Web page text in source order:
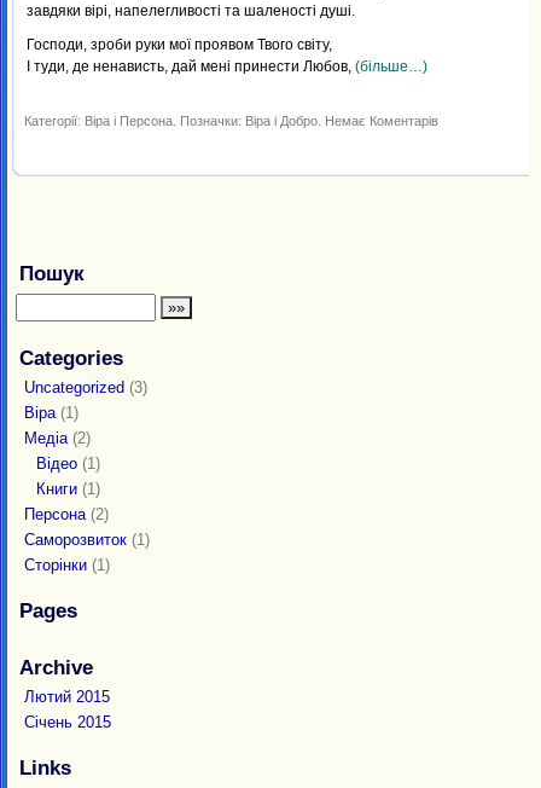
завдяки вірі, напелегливості та шаленості душі.
Господи, зроби руки мої проявом Твого світу,
І туди, де ненависть, дай мені принести Любов, (більше…)
Категорії: Віра і Персона Позначки: Віра і Добро Немає Коментарівдо
Ассізького
Пошук
Categories
Uncategorized (3)
Віра (1)
Медіа (2)
Відео (1)
Книги (1)
Персона (2)
Саморозвиток (1)
Сторінки (1)
Pages
Archive
Лютий 2015
Січень 2015
Links